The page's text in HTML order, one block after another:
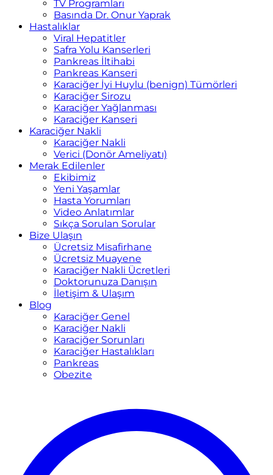
TV Programları
Basında Dr. Onur Yaprak
Hastalıklar
Viral Hepatitler
Safra Yolu Kanserleri
Pankreas İltihabi
Pankreas Kanseri
Karaciğer İyi Huylu (benign) Tümörleri
Karaciğer Sirozu
Karaciğer Yağlanması
Karaciğer Kanseri
Karaciğer Nakli
Karaciğer Nakli
Verici (Donör Ameliyatı)
Merak Edilenler
Ekibimiz
Yeni Yaşamlar
Hasta Yorumları
Video Anlatımlar
Sıkça Sorulan Sorular
Bize Ulaşın
Ücretsiz Misafirhane
Ücretsiz Muayene
Karaciğer Nakli Ücretleri
Doktorunuza Danışın
İletişim & Ulaşım
Blog
Karaciğer Genel
Karaciğer Nakli
Karaciğer Sorunları
Karaciğer Hastalıkları
Pankreas
Obezite